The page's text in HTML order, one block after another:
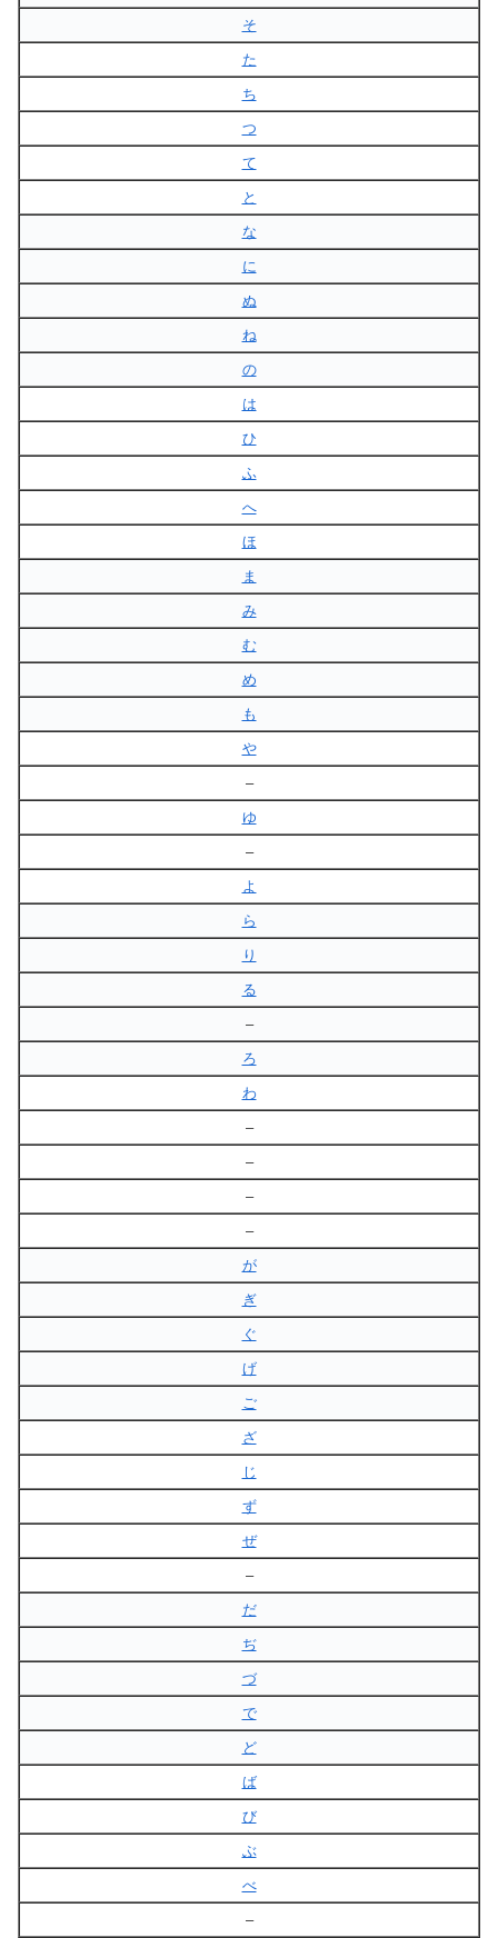
そ
た
ち
つ
て
と
な
に
ぬ
ね
の
は
ひ
ふ
へ
ほ
ま
み
む
め
も
や
–
ゆ
–
よ
ら
り
る
–
ろ
わ
–
–
–
–
が
ぎ
ぐ
げ
ご
ざ
じ
ず
ぜ
–
だ
ぢ
づ
で
ど
ば
び
ぶ
べ
–